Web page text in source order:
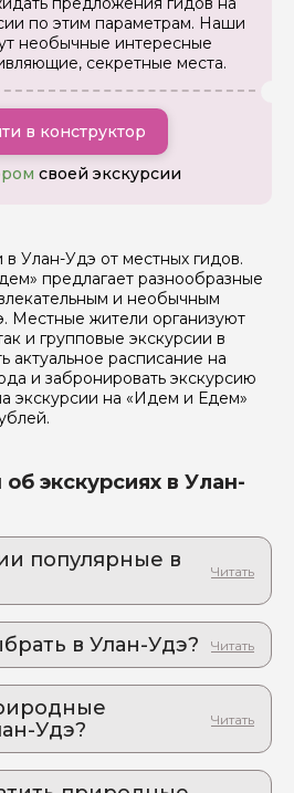
по этим параметрам. Наши
необычные интересные
секретные места.
в конструктор
своей экскурсии
Улан-Удэ от местных гидов.
предлагает разнообразные
и необычным
Местные жители организуют
и групповые экскурсии в
актуальное расписание на
и забронировать экскурсию
экскурсии на «Идем и Едем»
экскурсиях в Улан-
популярные в
дацан: когда один день
На теплые озера
один день, которое
в Улан-Удэ?
Удэ?
вопросы, можете их
на обработку персональных